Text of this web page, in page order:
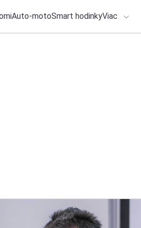
Auto-motoSmart hodinkyViac